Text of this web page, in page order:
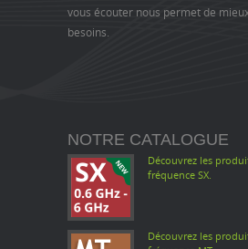
vous écouter nous permet de
besoins.
NOTRE CATALOGUE
Découvrez les
fréquence SX.
Découvrez les